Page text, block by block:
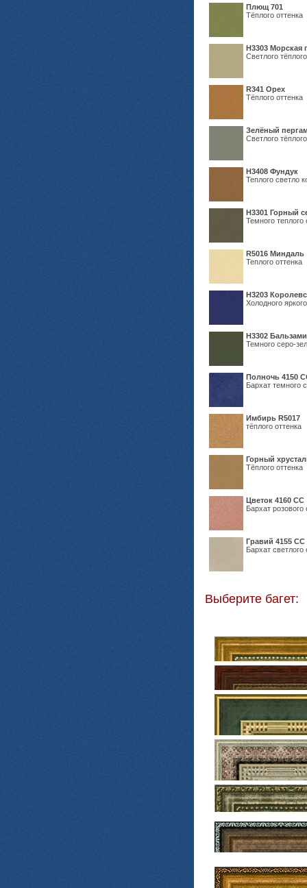
Плющ 701
Тёплого оттенка
H3303 Морская
Светлого
R341 Орех
Тёплого оттенка
Зелёный
Светлого
Н3408 Фундук
Теплого светло
Н3301 Горный
Темного теплого
R5016 Миндаль
Теплого оттенка
Н3203
Холодного
Н3302
Темного серо-
Полночь 4150
Бархат темного
Имбирь R5017
тёплого оттенка
Горный
Тёплого оттенка
Цветок 4160 СС
Бархат розового
Гравий 4155 СС
Бархат светлого
Выберите багет: